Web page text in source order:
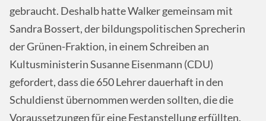
gebraucht. Deshalb hatte Walker gemeinsam mit
Sandra Bossert, der bildungspolitischen Sprecherin
der Grünen-Fraktion, in einem Schreiben an
Kultusministerin Susanne Eisenmann (CDU)
gefordert, dass die 650 Lehrer dauerhaft in den
Schuldienst übernommen werden sollten, die die
Voraussetzungen für eine Festanstellung erfüllten.